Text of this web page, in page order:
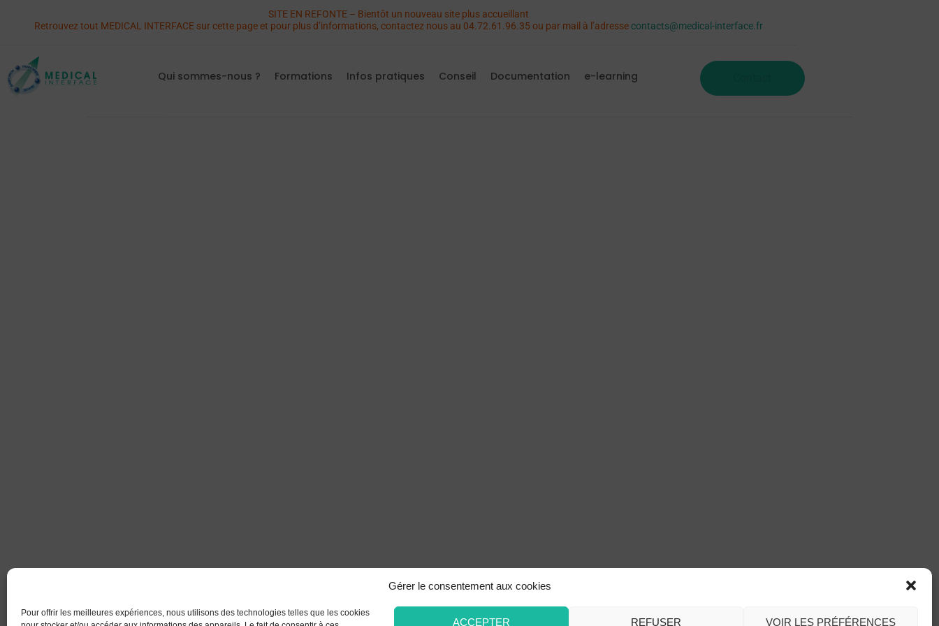
Gérer le consentement aux cookies
Pour offrir les meilleures expériences, nous utilisons des technologies telles que les cookies
ACCEPTER REFUSER VOIR LES PRÉFÉRENCES
SITE EN REFONTE – Bientôt un nouveau site plus accueillant
Retrouvez tout MEDICAL INTERFACE sur cette page et pour plus d’informations, contactez nous au 04.72.61.96.35 ou par mail à l’adresse contacts@medical-interface.fr
Qui sommes-nous ? Formations Infos pratiques Conseil Documentation e-learning